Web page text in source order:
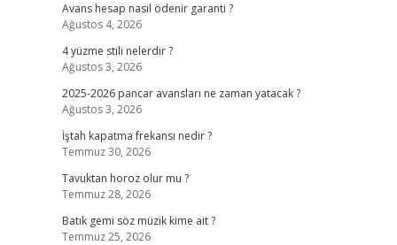
Avans hesap nasıl ödenir garanti ?
Ağustos 4, 2026
4 yüzme stili nelerdir ?
Ağustos 3, 2026
2025-2026 pancar avansları ne zaman yatacak ?
Ağustos 3, 2026
İştah kapatma frekansı nedir ?
Temmuz 30, 2026
Tavuktan horoz olur mu ?
Temmuz 28, 2026
Batık gemi söz müzik kime ait ?
Temmuz 25, 2026